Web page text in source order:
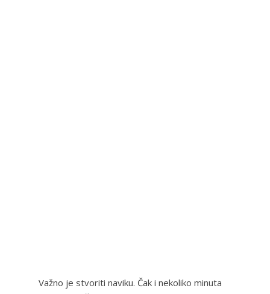
Važno je stvoriti naviku. Čak i nekoliko minuta